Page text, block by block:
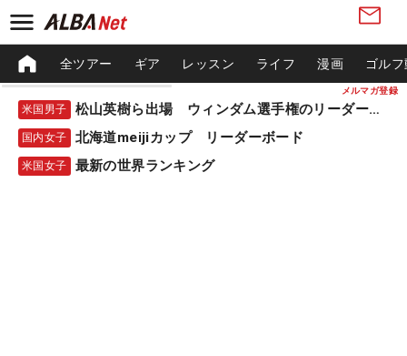
メルマガ登録
全ツアー ギア レッスン ライフ 漫画 ゴル
米国男子 松山英樹ら出場 ウィンダム選手権のリーダーボード
国内女子 北海道meijiカップ リーダーボード
米国女子 最新の世界ランキング